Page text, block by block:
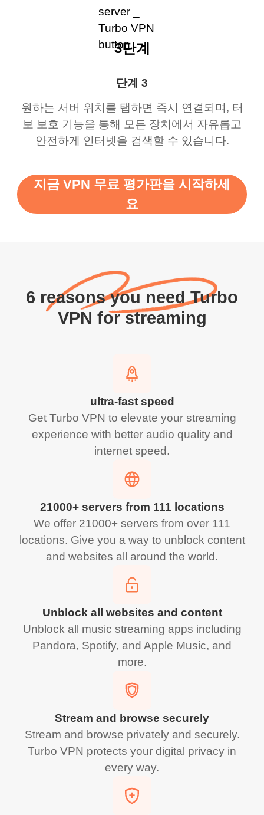
단계 3
원하는 서버 위치를 탭하면 즉시 연결되며, 터
보 보호 기능을 통해 모든 장치에서 자유롭고
안전하게 인터넷을 검색할 수 있습니다.
3단계
지금 VPN 무료 평가판을 시작하세
요
6 reasons you need Turbo
VPN for streaming
ultra-fast speed
Get Turbo VPN to elevate your streaming
experience with better audio quality and
internet speed.
21000+ servers from 111 locations
We offer 21000+ servers from over 111
locations. Give you a way to unblock content
and websites all around the world.
Unblock all websites and content
Unblock all music streaming apps including
Pandora, Spotify, and Apple Music, and
more.
Stream and browse securely
Stream and browse privately and securely.
Turbo VPN protects your digital privacy in
every way.